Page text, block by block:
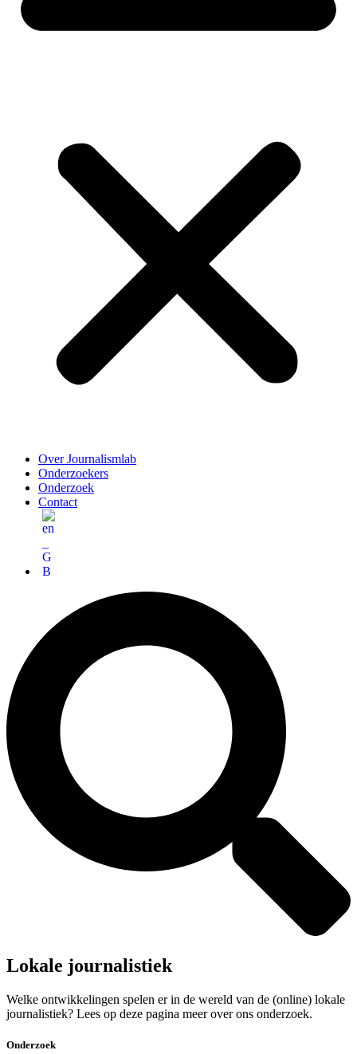
Over Journalismlab
Onderzoekers
Onderzoek
Contact
Lokale journalistiek
Welke ontwikkelingen spelen er in de wereld van de (online) lokale
journalistiek? Lees op deze pagina meer over ons onderzoek.
Onderzoek